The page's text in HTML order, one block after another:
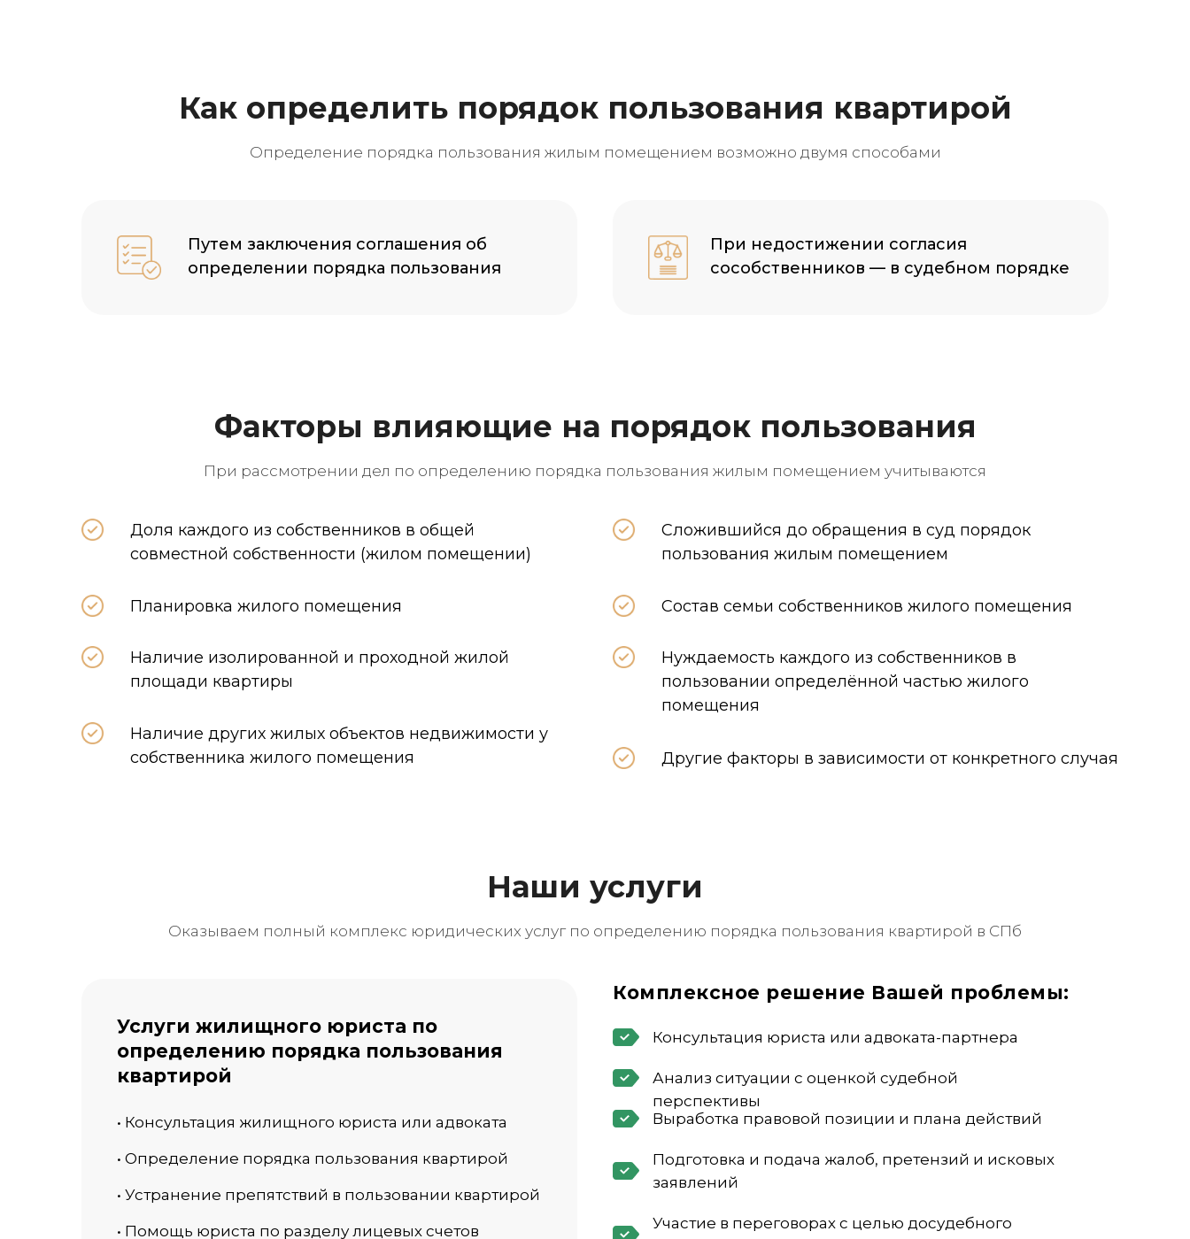
Как определить порядок пользования квартирой
Определение порядка пользования жилым помещением возможно двумя способами
Путем заключения соглашения об
определении порядка пользования
При недостижении согласия
сособственников — в судебном порядке
Факторы влияющие на порядок пользования
При рассмотрении дел по определению порядка пользования жилым помещением учитываются
Доля каждого из собственников в общей
совместной собственности (жилом помещении)
Сложившийся до обращения в суд порядок
пользования жилым помещением
Планировка жилого помещения Состав семьи собственников жилого помещения
Наличие изолированной и проходной жилой
площади квартиры
Нуждаемость каждого из собственников в
пользовании определённой частью жилого
помещения
Наличие других жилых объектов недвижимости у
собственника жилого помещения
Другие факторы в зависимости от конкретного случая
Наши услуги
Оказываем полный комплекс юридических услуг по определению порядка пользования квартирой в СПб
Консультация юриста или адвоката-партнера
Анализ ситуации с оценкой судебной
перспективы
Выработка правовой позиции и плана действий
Подготовка и подача жалоб, претензий и исковых
заявлений
Участие в переговорах с целью досудебного
• Консультация жилищного юриста или адвоката
• Устранение препятствий в пользовании квартирой
• Помощь юриста по разделу лицевых счетов
• Определение порядка пользования квартирой
Комплексное решение Вашей проблемы:
Услуги жилищного юриста по
определению порядка пользования
квартирой